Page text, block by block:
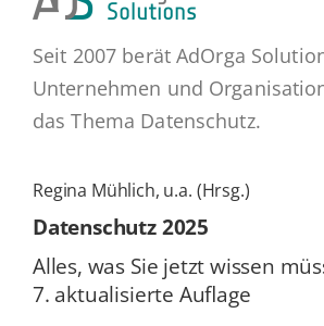
Seit 2007 berät AdOrga
Unternehmen und
das Thema Datenschutz.
Regina Mühlich, u.a. (Hrsg.)
Daten­schutz 2025
Alles, was Sie jetzt wissen
7. ak­tua­li­sier­te Auflage